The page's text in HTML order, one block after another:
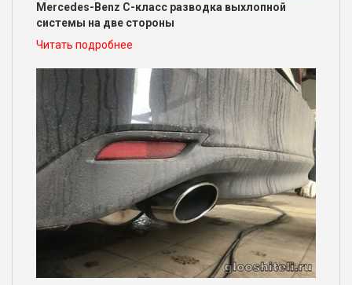
Mercedes-Benz C-класс разводка выхлопной
системы на две стороны
Читать подробнее